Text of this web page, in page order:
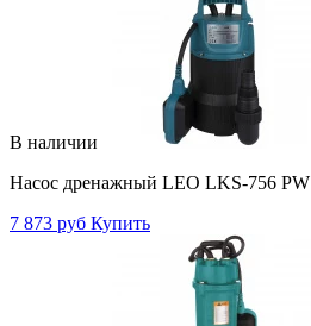
В наличии
Насос дренажный LEO LKS-756 PW
7 873 руб Купить